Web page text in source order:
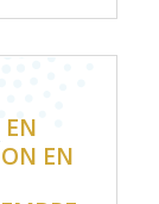
EN
EN